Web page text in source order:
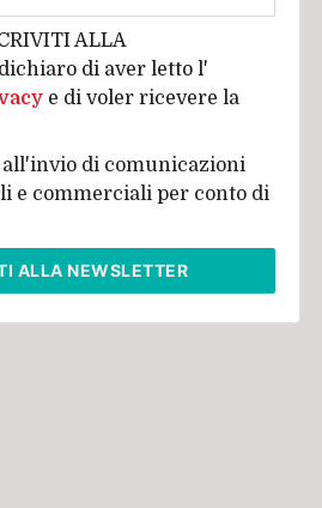
ALLA
di aver letto l'
e di voler ricevere la
all'invio di comunicazioni
e commerciali per conto di
ALLA NEWSLETTER